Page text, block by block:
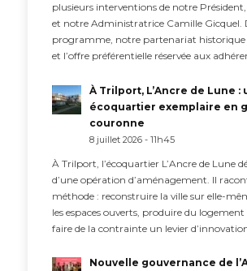
plusieurs interventions de notre
et notre Administratrice Camille Gicquel.
programme, notre partenariat historique
et l’offre préférentielle réservée aux
À Trilport, L’Ancre de Lune :
écoquartier exemplaire en
couronne
8 juillet 2026 - 11h45
À Trilport, l’écoquartier L’Ancre de Lune
d’une opération d’aménagement. Il
méthode : reconstruire la ville sur elle-
les espaces ouverts, produire du
faire de la contrainte un levier
Nouvelle gouvernance de